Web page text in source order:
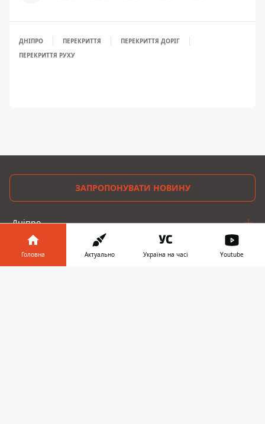
ДНІПРО ПЕРЕКРИТТЯ
ПЕРЕКРИТТЯ ДОРІГ
ПЕРЕКРИТТЯ РУХУ
ЗАПРОПОНУВАТИ НОВИНУ
Дніпро
Область
Головна Актуально Україна на часі Youtube